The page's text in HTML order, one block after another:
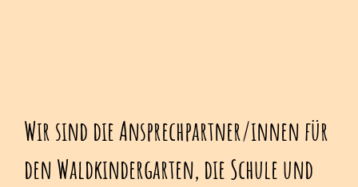
Wir sind die Ansprechpartner/innen für
den Waldkindergarten, die Schule und